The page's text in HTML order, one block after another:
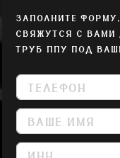
ЗАПОЛНИТЕ
СВЯЖУТСЯ С ВАМИ
ТРУБ ППУ ПОД